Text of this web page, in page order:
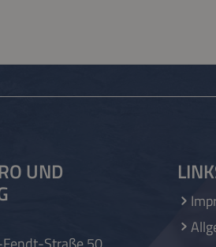
UND